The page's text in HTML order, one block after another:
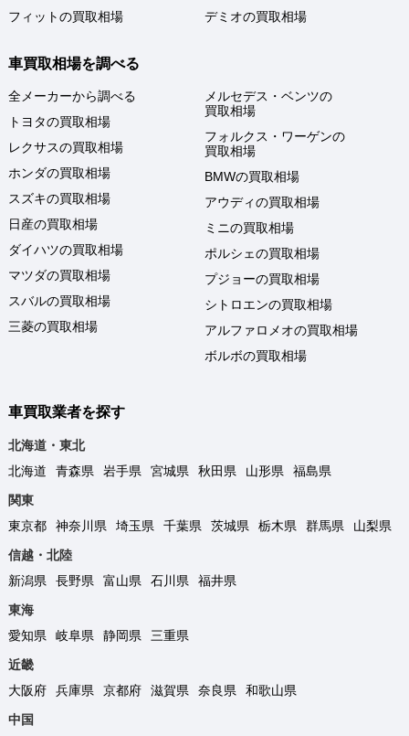
フィットの買取相場
デミオの買取相場
車買取相場を調べる
全メーカーから調べる
トヨタの買取相場
レクサスの買取相場
ホンダの買取相場
スズキの買取相場
日産の買取相場
ダイハツの買取相場
マツダの買取相場
スバルの買取相場
三菱の買取相場
メルセデス・ベンツの
買取相場
フォルクス・ワーゲンの
買取相場
BMWの買取相場
アウディの買取相場
ミニの買取相場
ポルシェの買取相場
プジョーの買取相場
シトロエンの買取相場
アルファロメオの買取相場
ボルボの買取相場
車買取業者を探す
北海道・東北
北海道
青森県 岩手県 宮城県 秋田県 山形県
福島県
関東
東京都
神奈川県 埼玉県 千葉県 茨城県 栃木県 群馬県
山梨県
信越・北陸
新潟県
長野県 富山県 石川県
福井県
東海
愛知県
岐阜県 静岡県
三重県
近畿
大阪府
兵庫県 京都府 滋賀県 奈良県
和歌山県
中国